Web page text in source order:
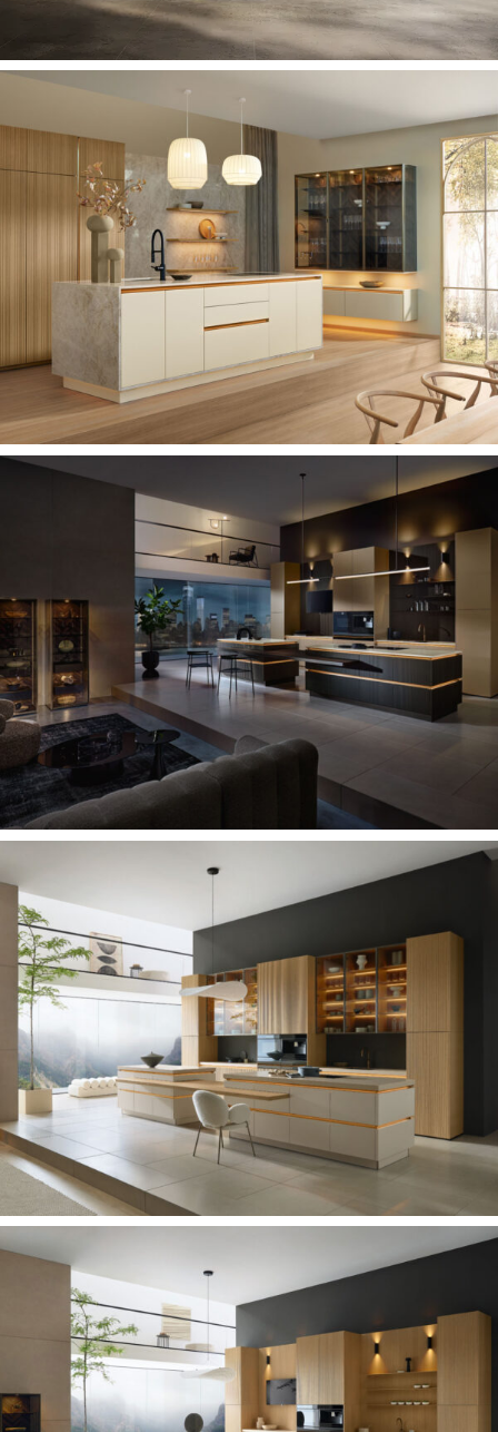
DESIGN DAT RAAKT
SFEERVOLLE AMBIANCE
EXKLUSIEVE DESIGNKEUKEN
TIJDLOZE PREMIUM KEUKEN